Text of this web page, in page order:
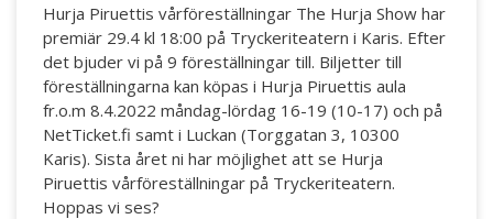
Hurja Piruettis vårföreställningar The Hurja Show har
premiär 29.4 kl 18:00 på Tryckeriteatern i Karis. Efter
det bjuder vi på 9 föreställningar till. Biljetter till
föreställningarna kan köpas i Hurja Piruettis aula
fr.o.m 8.4.2022 måndag-lördag 16-19 (10-17) och på
NetTicket.fi samt i Luckan (Torggatan 3, 10300
Karis). Sista året ni har möjlighet att se Hurja
Piruettis vårföreställningar på Tryckeriteatern.
Hoppas vi ses?